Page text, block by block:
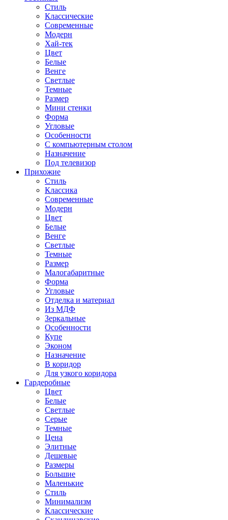
Стиль
Классические
Современные
Модерн
Хай-тек
Цвет
Белые
Венге
Светлые
Темные
Размер
Мини стенки
Форма
Угловые
Особенности
С компьютерным столом
Назначение
Под телевизор
Прихожие
Стиль
Классика
Современные
Модерн
Цвет
Белые
Венге
Светлые
Темные
Размер
Малогабаритные
Форма
Угловые
Отделка и материал
Из МДФ
Зеркальные
Особенности
Купе
Эконом
Назначение
В коридор
Для узкого коридора
Гардеробные
Цвет
Белые
Светлые
Серые
Темные
Цена
Элитные
Дешевые
Размеры
Большие
Маленькие
Стиль
Минимализм
Классические